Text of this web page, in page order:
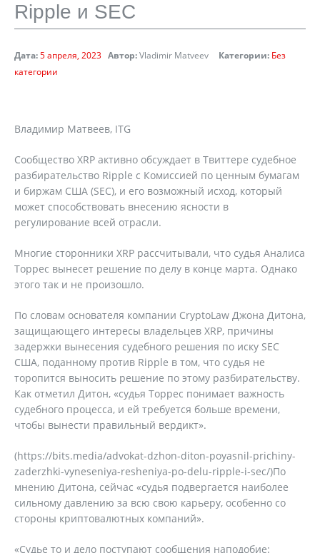
Ripple и SEC
Дата:5 апреля, 2023 Автор:Vladimir Matveev Категории: Без
категории
Владимир Матвеев, ITG
Сообщество XRP активно обсуждает в Твиттере судебное
разбирательство Ripple с Комиссией по ценным бумагам
и биржам США (SEC), и его возможный исход, который
может способствовать внесению ясности в
регулирование всей отрасли.
Многие сторонники XRP рассчитывали, что судья Аналиса
Торрес вынесет решение по делу в конце марта. Однако
этого так и не произошло.
По словам основателя компании CryptoLaw Джона Дитона,
защищающего интересы владельцев XRP, причины
задержки вынесения судебного решения по иску SEC
США, поданному против Ripple в том, что судья не
торопится выносить решение по этому разбирательству.
Как отметил Дитон, «судья Торрес понимает важность
судебного процесса, и ей требуется больше времени,
чтобы вынести правильный вердикт».
(https://bits.media/advokat-dzhon-diton-poyasnil-prichiny-
zaderzhki-vyneseniya-resheniya-po-delu-ripple-i-sec/)По
мнению Дитона, сейчас «судья подвергается наиболее
сильному давлению за всю свою карьеру, особенно со
стороны криптовалютных компаний».
«Судье то и дело поступают сообщения наподобие: